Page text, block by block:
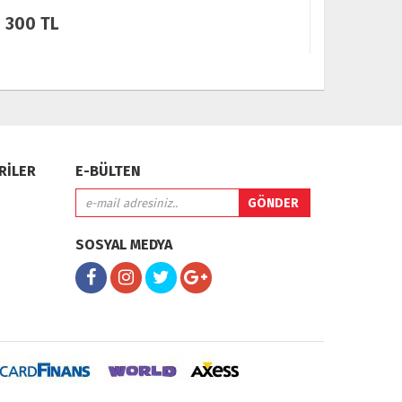
175 TL
E-BÜLTEN
SOSYAL MEDYA